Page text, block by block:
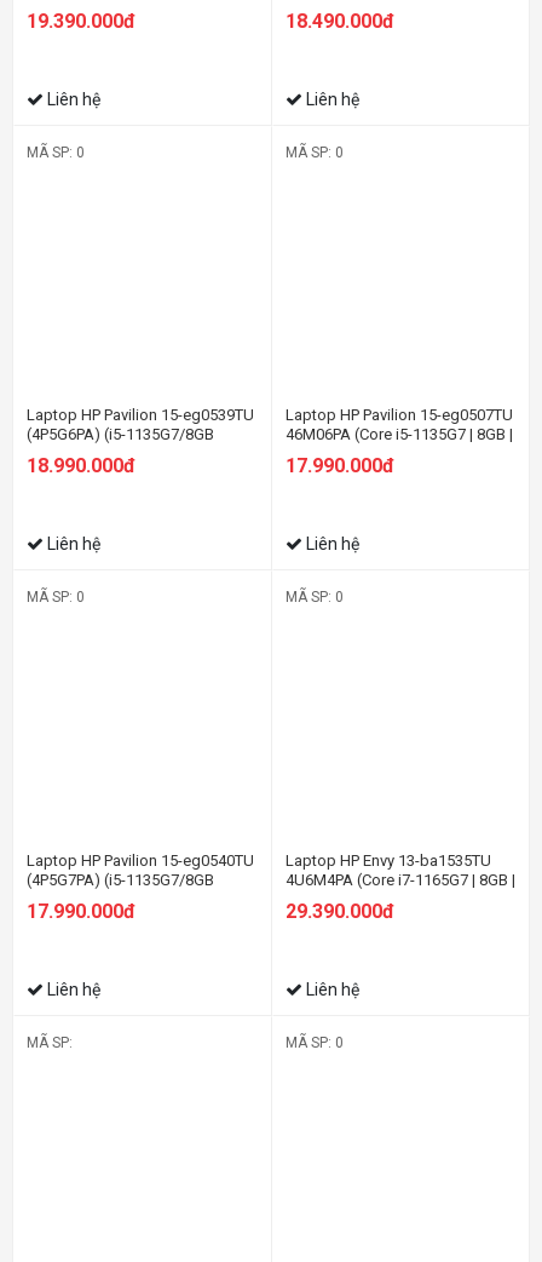
FHD/Win11/Vàng)
19.390.000đ
Liên hệ
Win11/ Bạc)
18.490.000đ
Liên hệ
MÃ SP: 0
Laptop HP Pavilion 15-eg0539TU
(4P5G6PA) (i5-1135G7/8GB
RAM/512GB SSD/15.6
FHD/Win11/Bạc)
18.990.000đ
Liên hệ
MÃ SP: 0
Laptop HP Pavilion 15-eg0507TU
46M06PA (Core i5-1135G7 | 8GB |
256GB | Intel Iris Xe | 15.6 inch
FHD | Win 10 | Vàng)
17.990.000đ
Liên hệ
MÃ SP: 0
Laptop HP Pavilion 15-eg0540TU
(4P5G7PA) (i5-1135G7/8GB
FHD/Win11/Bạc)
17.990.000đ
Liên hệ
MÃ SP: 0
Laptop HP Envy 13-ba1535TU
4U6M4PA (Core i7-1165G7 | 8GB |
FHD | Win 10 | Vàng)
29.390.000đ
Liên hệ
MÃ SP: MÃ SP: 0